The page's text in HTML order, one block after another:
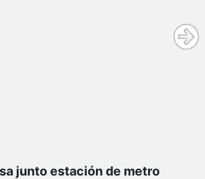
junto estación de metro